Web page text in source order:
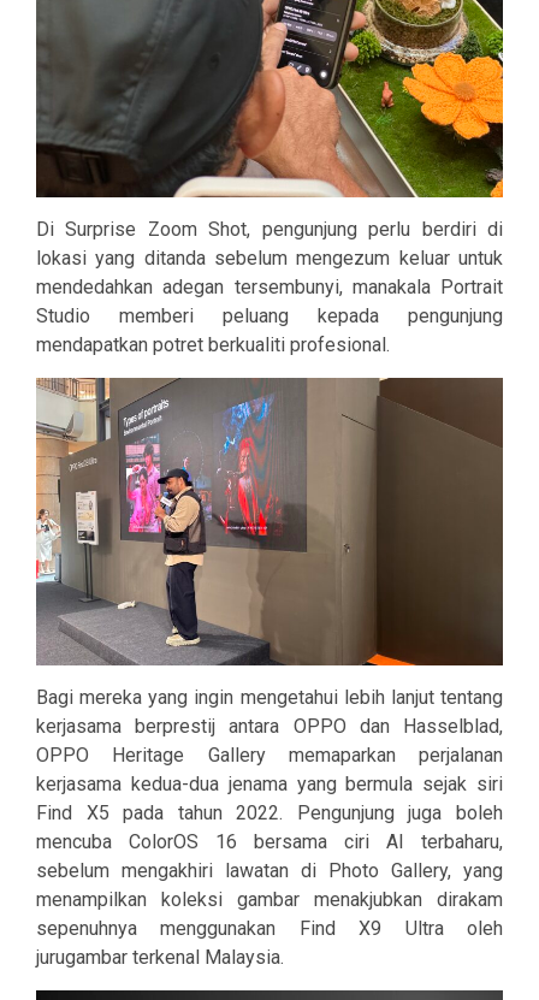
Di Surprise Zoom Shot, pengunjung perlu berdiri di
lokasi yang ditanda sebelum mengezum keluar untuk
mendedahkan adegan tersembunyi, manakala Portrait
Studio memberi peluang kepada pengunjung
mendapatkan potret berkualiti profesional.
Bagi mereka yang ingin mengetahui lebih lanjut tentang
kerjasama berprestij antara OPPO dan Hasselblad,
OPPO Heritage Gallery memaparkan perjalanan
kerjasama kedua-dua jenama yang bermula sejak siri
Find X5 pada tahun 2022. Pengunjung juga boleh
mencuba ColorOS 16 bersama ciri AI terbaharu,
sebelum mengakhiri lawatan di Photo Gallery, yang
menampilkan koleksi gambar menakjubkan dirakam
sepenuhnya menggunakan Find X9 Ultra oleh
jurugambar terkenal Malaysia.